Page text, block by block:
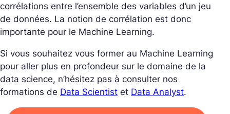
corrélations entre l’ensemble des variables d’un jeu
de données. La notion de corrélation est donc
importante pour le Machine Learning.
Si vous souhaitez vous former au Machine Learning
pour aller plus en profondeur sur le domaine de la
data science, n’hésitez pas à consulter nos
formations de Data Scientist et Data Analyst.